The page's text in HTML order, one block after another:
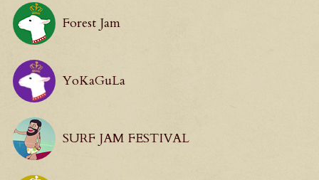
Forest Jam
YoKaGuLa
SURF JAM FESTIVAL